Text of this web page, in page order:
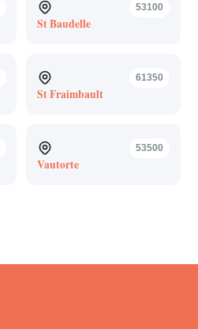
53100
St Baudelle
61350
St Fraimbault
53500
Vautorte